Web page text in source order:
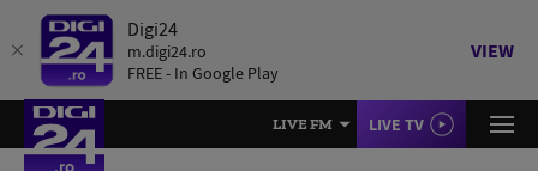
Digi24
m.digi24.ro
FREE - In Google Play
VIEW
LIVE FM LIVE TV